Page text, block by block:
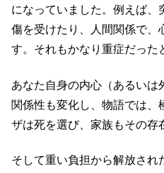
になっていました。例えば、
傷を受けたり、人間関係で、
す。それもかなり重症だった
あなた自身の内心（あるいは
関係性も変化し、物語では、
ザは死を選び、家族もその存
そして重い負担から解放され